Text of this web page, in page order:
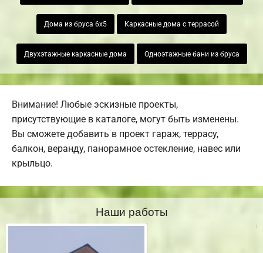
Дома из бруса 6х5 Каркасные дома с террасой
Двухэтажные каркасные дома Одноэтажные бани из бруса
Внимание! Любые эскизные проекты,
присутствующие в каталоге, могут быть изменены.
Вы сможете добавить в проект гараж, террасу,
балкон, веранду, панорамное остекление, навес или
крыльцо.
Наши работы